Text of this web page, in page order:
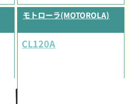
モトローラ(MOTOROLA)
CL120A